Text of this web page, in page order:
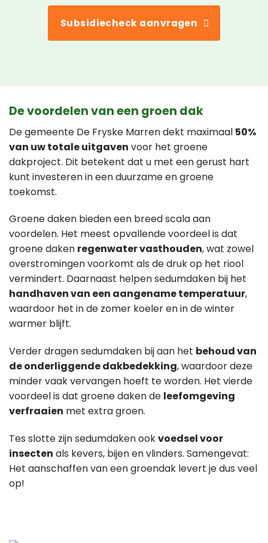
Subsidiecheck aanvragen
De voordelen van een groen dak
De gemeente De Fryske Marren dekt maximaal 50%
van uw totale uitgaven voor het groene
dakproject. Dit betekent dat u met een gerust hart
kunt investeren in een duurzame en groene
toekomst.
Groene daken bieden een breed scala aan
voordelen. Het meest opvallende voordeel is dat
groene daken regenwater vasthouden, wat zowel
overstromingen voorkomt als de druk op het riool
vermindert. Daarnaast helpen sedumdaken bij het
handhaven van een aangename temperatuur,
waardoor het in de zomer koeler en in de winter
warmer blijft.
Verder dragen sedumdaken bij aan het behoud van
de onderliggende dakbedekking, waardoor deze
minder vaak vervangen hoeft te worden. Het vierde
voordeel is dat groene daken de leefomgeving
verfraaien met extra groen.
Tes slotte zijn sedumdaken ookvoedsel voor
insecten als kevers, bijen en vlinders. Samengevat:
Het aanschaffen van een groendak levert je dus veel
op!